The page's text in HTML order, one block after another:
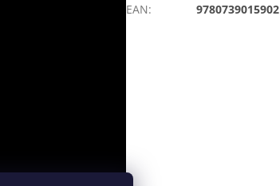
EAN: 9780739015902